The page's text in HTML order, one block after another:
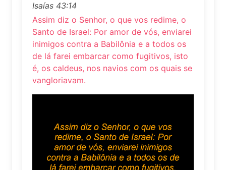
Isaías 43:14
Assim diz o Senhor, o que vos redime, o
Santo de Israel: Por amor de vós, enviarei
inimigos contra a Babilônia e a todos os
de lá farei embarcar como fugitivos, isto
é, os caldeus, nos navios com os quais se
vangloriavam.